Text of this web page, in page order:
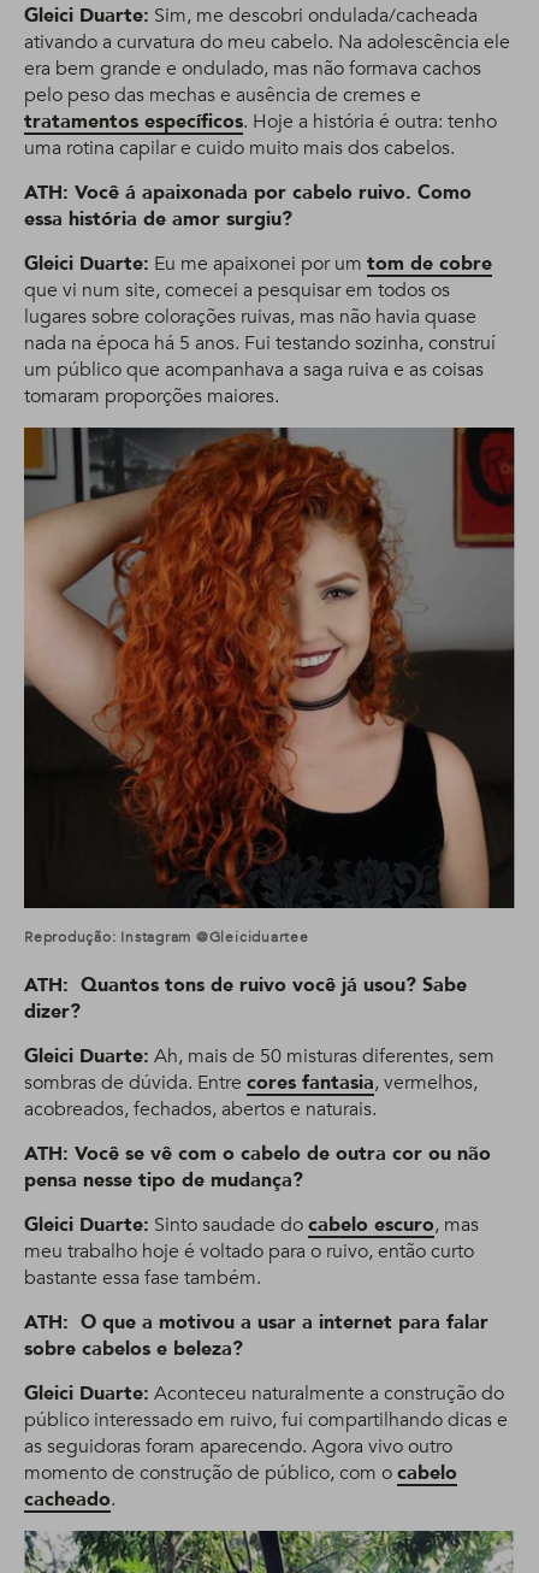
Gleici Duarte: Sim, me descobri ondulada/cacheada
ativando a curvatura do meu cabelo. Na adolescência ele
era bem grande e ondulado, mas não formava cachos
pelo peso das mechas e ausência de cremes e
tratamentos específicos. Hoje a história é outra: tenho
uma rotina capilar e cuido muito mais dos cabelos.
ATH: Você á apaixonada por cabelo ruivo. Como
essa história de amor surgiu?
Gleici Duarte: Eu me apaixonei por um tom de cobre
que vi num site, comecei a pesquisar em todos os
lugares sobre colorações ruivas, mas não havia quase
nada na época há 5 anos. Fui testando sozinha, construí
um público que acompanhava a saga ruiva e as coisas
tomaram proporções maiores.
Reprodução: Instagram @gleiciduartee
ATH: Quantos tons de ruivo você já usou? Sabe
dizer?
Gleici Duarte: Ah, mais de 50 misturas diferentes, sem
sombras de dúvida. Entre cores fantasia, vermelhos,
acobreados, fechados, abertos e naturais.
ATH: Você se vê com o cabelo de outra cor ou não
pensa nesse tipo de mudança?
Gleici Duarte: Sinto saudade docabelo escuro, mas
meu trabalho hoje é voltado para o ruivo, então curto
bastante essa fase também.
ATH: O que a motivou a usar a internet para falar
sobre cabelos e beleza?
Gleici Duarte: Aconteceu naturalmente a construção do
público interessado em ruivo, fui compartilhando dicas e
as seguidoras foram aparecendo. Agora vivo outro
momento de construção de público, com ocabelo
cacheado.